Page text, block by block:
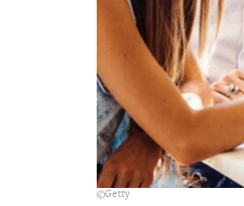
Getty